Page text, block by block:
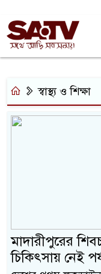
স্বাস্থ্য ও শিক্ষা
মাদারীপুরের
চিকিৎসায় নেই